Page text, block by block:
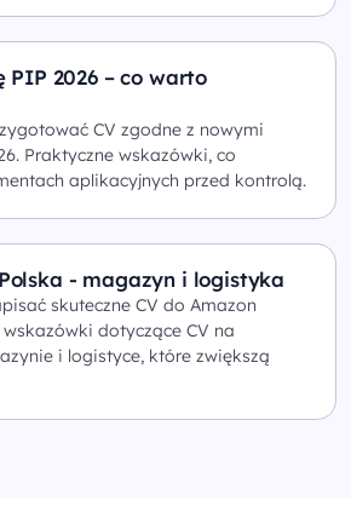
PIP 2026 – co warto
CV zgodne z nowymi
Praktyczne wskazówki, co
aplikacyjnych przed kontrolą.
- magazyn i logistyka
skuteczne CV do Amazon
dotyczące CV na
i logistyce, które zwiększą